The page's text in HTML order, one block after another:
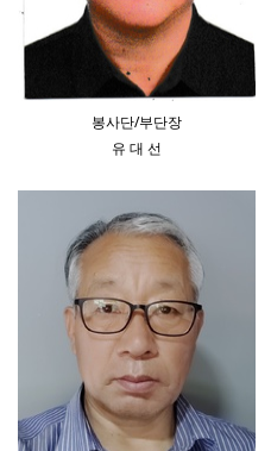
봉사단/부단장
유 대 선